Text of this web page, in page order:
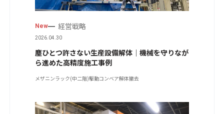
New 経営戦略
2026.04.30
塵ひとつ許さない生産設備解体｜機械を守りなが
ら進めた高精度施工事例
メザニンラック(中二階)駆動コンベア解体撤去